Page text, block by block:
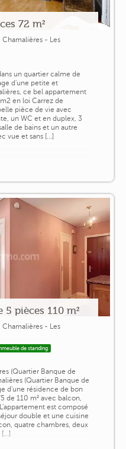
72 m²
Chamalières - Les
un quartier calme de
d'une petite et
ce bel appartement
en loi Carrez de
pièce de vie avec
un WC et en duplex, 3
de bains et un autre
vue et sans [...]
pièces 110 m²
Chamalières - Les
de standing
(Quartier Banque de
(Quartier Banque de
d'une résidence de bon
de 110 m² avec balcon,
est composé
double et une cuisine
quatre chambres, deux